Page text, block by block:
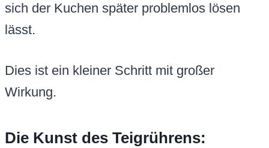
sich der Kuchen später problemlos lösen
lässt.
Dies ist ein kleiner Schritt mit großer
Wirkung.
Die Kunst des Teigrührens: